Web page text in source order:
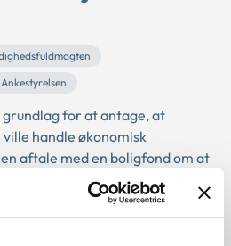
Ankestyrelsen
for at antage, at
handle økonomisk
aftale med en boligfond om at
række ejendomme ejet af